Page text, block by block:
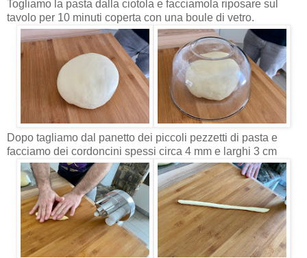
Togliamo la pasta dalla ciotola e facciamola riposare sul
tavolo per 10 minuti coperta con una boule di vetro.
Dopo tagliamo dal panetto dei piccoli pezzetti di pasta e
facciamo dei cordoncini spessi circa 4 mm e larghi 3 cm